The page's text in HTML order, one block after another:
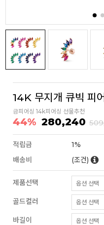
14K 무지개 큐빅 피
금피어싱 14k피어싱 선물추천
44% 280,240
적립금
1%
배송비
(조건)
제품선택
골드컬러
바길이